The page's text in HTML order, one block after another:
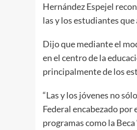
Hernández Espejel
las y los estudiantes
Dijo que mediante el
en el centro de la
principalmente de los
“Las y los jóvenes no
Federal encabezado
programas como la Beca